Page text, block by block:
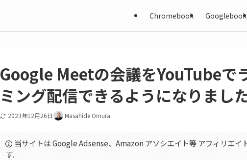
Chromebook Googlebook
Google Meetの会議をYouTubeで
ミング配信できるようになりまし
2023年12月26日 Masahide Omura
当サイトは Google Adsense、Amazon アソシエイト等 アフィリエイ
す.